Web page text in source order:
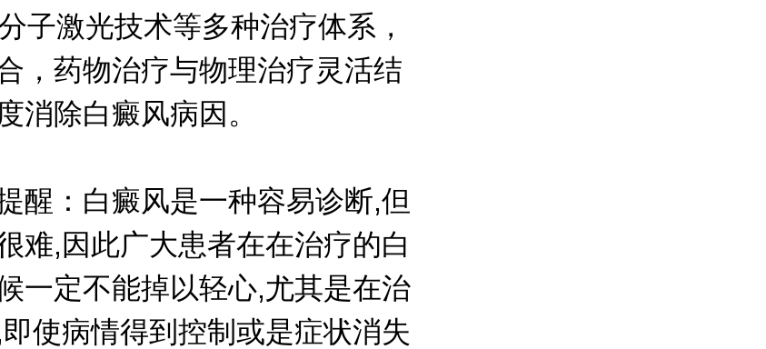
子激光技术等多种治疗体系，
，药物治疗与物理治疗灵活结
消除白癜风病因。
：白癜风是一种容易诊断,但
难,因此广大患者在在治疗的白
一定不能掉以轻心,尤其是在治
使病情得到控制或是症状消失